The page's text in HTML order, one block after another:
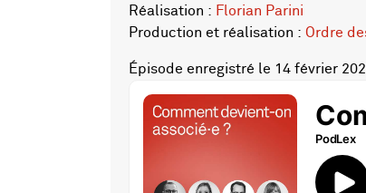
Réalisation : Florian Parini
Production et réalisation : Ordre
Épisode enregistré le 14 février